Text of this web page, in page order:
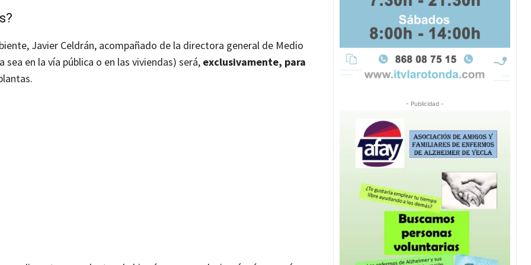
Javier Celdrán, acompañado de la directora general de Medio
en la vía pública o en las viviendas) será, exclusivamente, para
- Publicidad -